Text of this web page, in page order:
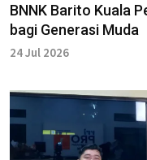
BNNK Barito Kuala
bagi Generasi Muda
24 Jul 2026